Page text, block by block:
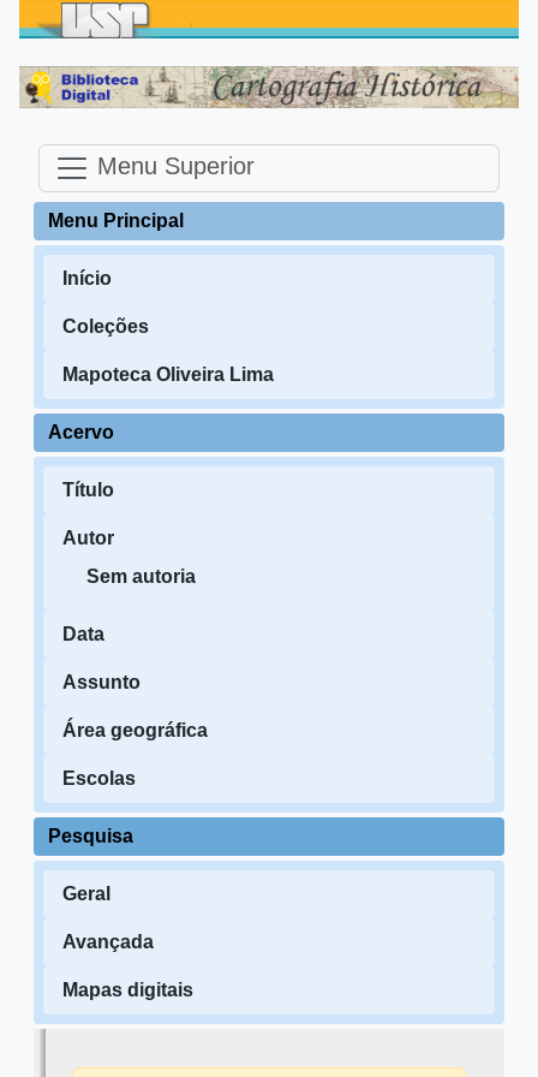
Menu Superior
Menu Principal
Início
Coleções
Mapoteca Oliveira Lima
Acervo
Título
Autor
Sem autoria
Data
Assunto
Área geográfica
Escolas
Pesquisa
Geral
Avançada
Mapas digitais